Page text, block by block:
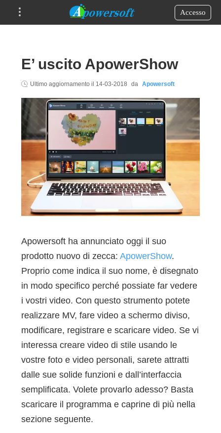
Accesso
E’ uscito ApowerShow
Ultimo aggiornamento il 14-03-2018 da Apowersoft
Apowersoft ha annunciato oggi il suo
prodotto nuovo di zecca: ApowerShow.
Proprio come indica il suo nome, è disegnato
in modo specifico perché possiate far vedere
i vostri video. Con questo strumento potete
realizzare MV, fare video a schermo diviso,
modificare, registrare e scaricare video. Se vi
interessa creare video di stile usando le
vostre foto e video personali, sarete attratti
dalle sue solide funzioni e dall’interfaccia
semplificata. Volete provarlo adesso? Basta
scaricare il programma e caprine di più nella
sezione seguente.